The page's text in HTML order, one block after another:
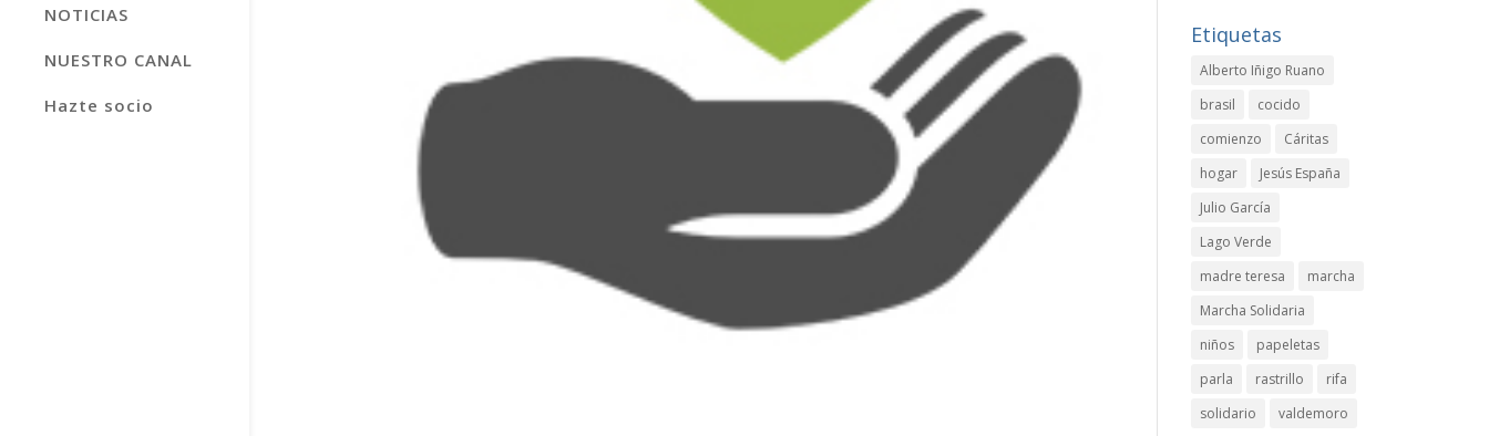
NOTICIAS
NUESTRO CANAL
Hazte socio
Etiquetas
Alberto Iñigo Ruano
brasil
cocido
comienzo
Cáritas
hogar
Jesús España
Julio García
Lago Verde
madre teresa
marcha
Marcha Solidaria
niños
papeletas
parla
rastrillo
rifa
solidario
valdemoro